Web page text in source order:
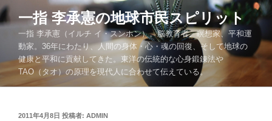
コ
ン
ツ
一指 李承憲の地球市民スピリット
一指 李承憲（イルチ イ・スンホン）。脳教育者、瞑想家、平和運
動家。36年にわたり、人間の身体・心・魂の回復、そして地球の
健康と平和に貢献してきた。東洋の伝統的な心身鍛錬法や
TAO（タオ）の原理を現代人に合わせて伝えている。
投
2011年4月8日 投稿者: ADMIN